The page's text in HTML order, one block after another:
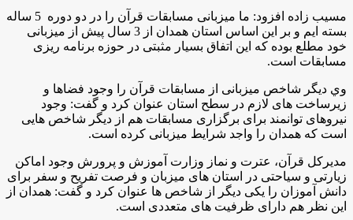
مسيب زاده افزود: ما میزبانی مسابقات قرآن را در دو دوره 5 ساله
بسته ایم و بر این اساس استان همدان از 3 سال پیش از میزبانی
خود مطلع بوده که این اتفاق بسیار مثبتی در حوزه برنامه ریزی
مسابقات است.
وي دیگر شاخص میزبانی از مسابقات قرآن را وجود فضاها و
زیرساخت های لازم در سطح استان عنوان کرد و گفت: وجود
نیروهای توانمند برای برگزاری مسابقات هم از دیگر شاخص هایی
است که همدان را واجد شرایط میزبانی کرده است.
مدیرکل قرآن، عترت و نماز وزارت آموزش و پرورش وجود اماکن
زیارتی و سیاحتی در استان های میزبان و فرصت تفریح و سفر برای
دانش آموزان را یکی دیگر از شاخص ها عنوان کرد و گفت: همدان از
این نظر هم دارای ظرفیت های متعددی است.